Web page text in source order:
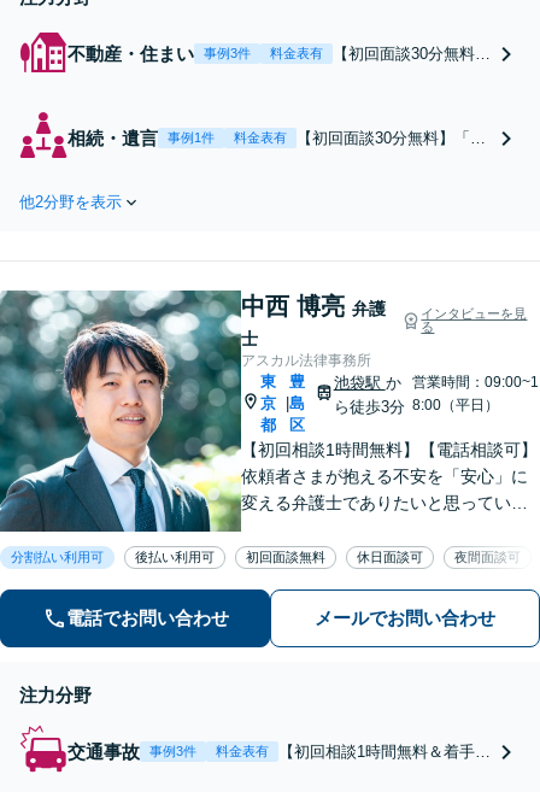
不動産・住まい 事例3件 料金表有
【初回面談30分無料】
【弁護士歴20年】家族
相続・遺言 事例1件 料金表有
【初回面談30分無料】「ど
て、相談者さまに寄り添っ
士歴20年】【池袋駅5分】
他2分野を表示
中西 博亮 弁護
士
インタビューを見
る
アスカル法律事務所
東
京
都
豊
島
区
池袋駅 か
ら徒歩3分
営業時間：09:00~1
8:00（平日）
【初回相談1時間無料】【電話相談可】
依頼者さまが抱える不安を「安心」に
変える弁護士でありたいと思っていま
依頼者さまと密にコミュニケーション
日・夜間面談可】【メール・WEB相談
可】
分割払い利用可 後払い利用可 初回面談無料 休日面談可 夜間面談可
電話でお問い合わせ メールでお問い合わせ
注力分野
交通事故 事例3件 料金表有
【初回相談1時間無料＆着手金